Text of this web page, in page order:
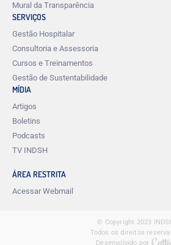
Mural da Transparência
SERVIÇOS
Gestão Hospitalar
Consultoria e Assessoria
Cursos e Treinamentos
Gestão de Sustentabilidade
MÍDIA
Artigos
Boletins
Podcasts
TV INDSH
ÁREA RESTRITA
Acessar Webmail
© Copyright 2023
Todos os direitos
Desenvolvido por